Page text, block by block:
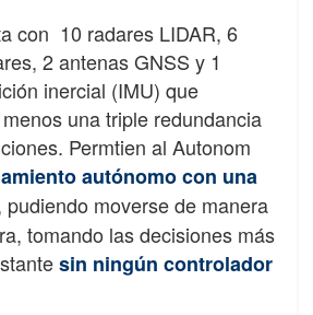
con 10 radares LIDAR, 6
2 antenas GNSS y 1
inercial (IMU) que
una triple redundancia
Permtien al Autonom
autónomo con una
pudiendo moverse de manera
tomando las decisiones más
sin ningún controlador